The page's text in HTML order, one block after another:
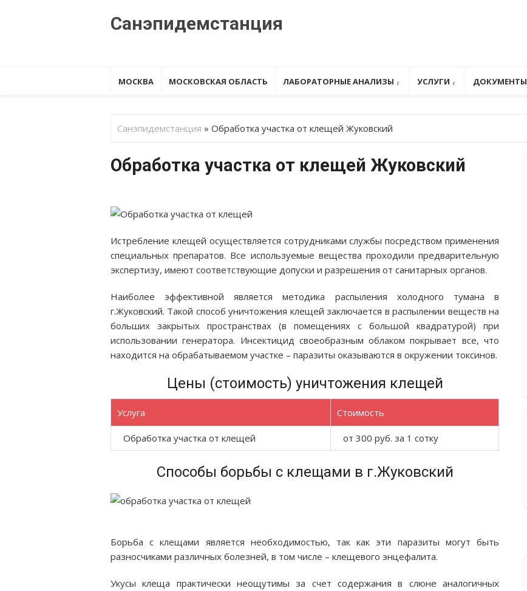
Санэпидемстанция
МОСКВА МОСКОВСКАЯ ОБЛАСТЬ ЛАБОРАТОРНЫЕ АНАЛИЗЫ УСЛУГИ ДОКУМЕНТЫ
Санэпидемстанция » Обработка участка от клещей Жуковский
Обработка участка от клещей Жуковский
Истребление клещей осуществляется сотрудниками службы посредством применения
специальных препаратов. Все используемые вещества проходили предварительную
экспертизу, имеют соответствующие допуски и разрешения от санитарных органов.
Наиболее эффективной является методика распыления холодного тумана в
г.Жуковский. Такой способ уничтожения клещей заключается в распылении веществ на
больших закрытых пространствах (в помещениях с большой квадратурой) при
использовании генератора. Инсектицид своеобразным облаком покрывает все, что
находится на обрабатываемом участке – паразиты оказываются в окружении токсинов.
Цены (стоимость) уничтожения клещей
Услуга Стоимость
Обработка участка от клещей от 300 руб. за 1 сотку
Способы борьбы с клещами в г.Жуковский
Борьба с клещами является необходимостью, так как эти паразиты могут быть
разносчиками различных болезней, в том числе – клещевого энцефалита.
Укусы клеща практически неощутимы за счет содержания в слюне аналогичных